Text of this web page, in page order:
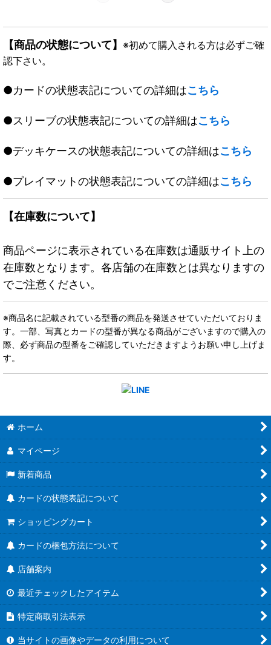
【商品の状態について】 ※初めて購入される方は必ずご確
認下さい。
●カードの状態表記についての詳細はこちら
●スリーブの状態表記についての詳細はこちら
●デッキケースの状態表記についての詳細はこちら
●プレイマットの状態表記についての詳細はこちら
【在庫数について】
商品ページに表示されている在庫数は通販サイト上の
在庫数となります。各店舗の在庫数とは異なりますの
でご注意ください。
※商品名に記載されている型番の商品を発送させていただいておりま
す。一部、写真とカードの型番が異なる商品がございますので購入の
際、必ず商品の型番をご確認していただきますようお願い申し上げま
す。
ホーム
マイページ
新着商品
カードの状態表記について
ショッピングカート
カードの梱包方法について
店舗案内
最近チェックしたアイテム
特定商取引法表示
当サイトの画像やデータの利用について